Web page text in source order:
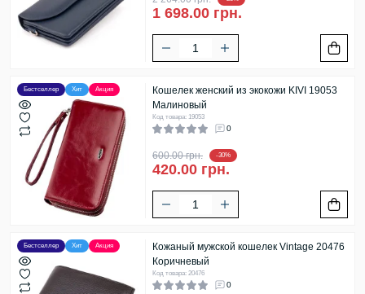
1 698.00 грн.
Бестселлер Хит Акция
Кошелек женский из экокожи KIVI 19053
Малиновый
Код товара: 19053
0
600.00 грн. -30%
420.00 грн.
Бестселлер Хит Акция
Кожаный мужской кошелек Vintage 20476
Коричневый
Код товара: 20476
0